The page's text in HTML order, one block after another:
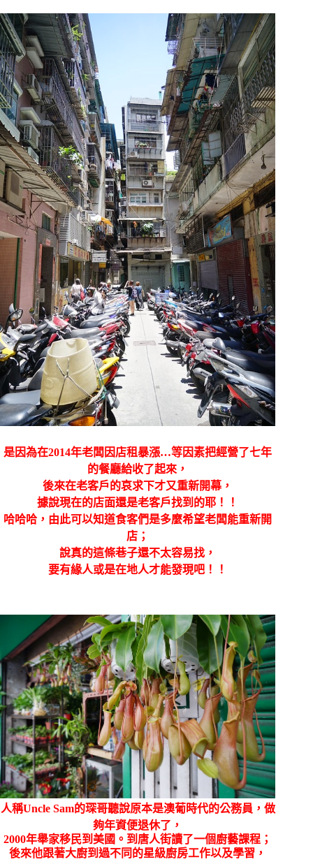
是因為在2014年老闆因店租暴漲…等因素把經營了七年
的餐廳給收了起來，
後來在老客戶的哀求下才又重新開幕，
據說現在的店面還是老客戶找到的耶！！
哈哈哈，由此可以知道食客們是多麼希望老闆能重新開
店；
說真的這條巷子還不太容易找，
要有緣人或是在地人才能發現吧！！
人稱Uncle Sam的琛哥聽說原本是澳葡時代的公務員，做
夠年資便退休了，
2000年舉家移民到美國。 到唐人街讀了一個廚藝課程；
後來他跟著大廚到過不同的星級廚房工作以及學習，